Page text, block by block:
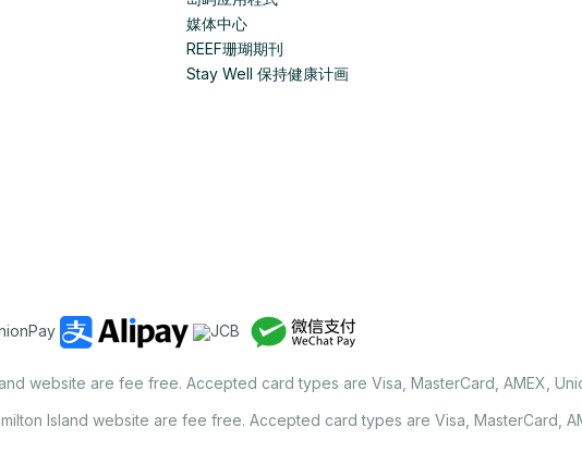
媒体中心
REEF珊瑚期刊
Stay Well 保持健康计画
website are fee free. Accepted card types are Visa, MasterCard, AMEX,
Island website are fee free. Accepted card types are Visa, MasterCard,